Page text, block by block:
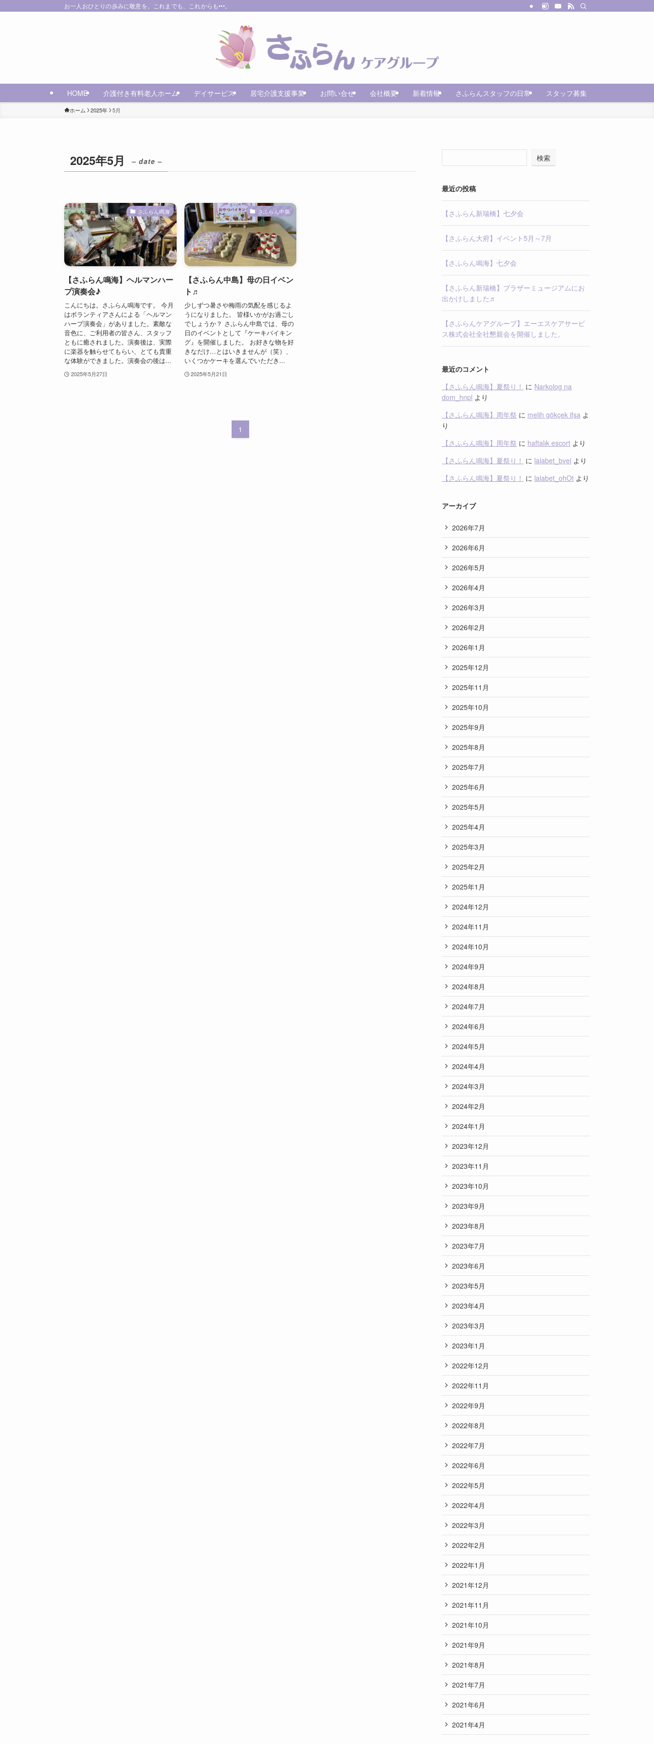
お一人おひとりの歩みに敬意を。これまでも、これからも•••。
HOME 介護付き有料老人ホーム デイサービス 居宅介護支援事業 お問い合せ 会社概要 新着情報 さふらんスタッフの日常 スタッフ募集
ホーム 2025年 5月
2025年5月 – date –
さふらん鳴海
【さふらん鳴海】ヘルマンハー
プ演奏会♪
こんにちは。さふらん鳴海です。 今月
はボランティアさんによる「ヘルマン
ハープ演奏会」がありました。素敵な
音色に、ご利用者の皆さん、スタッフ
ともに癒されました。演奏後は、実際
に楽器を触らせてもらい、とても貴重
な体験ができました。演奏会の後は...
2025年5月27日
さふらん中島
【さふらん中島】母の日イベン
ト♬
少しずつ暑さや梅雨の気配を感じるよ
うになりました。 皆様いかがお過ごし
でしょうか？ さふらん中島では、母の
日のイベントとして『ケーキバイキン
グ』を開催しました。 お好きな物を好
きなだけ…とはいきませんが（笑）、
いくつかケーキを選んでいただき...
2025年5月21日
1
検索
最近の投稿
【さふらん新瑞橋】七夕会
【さふらん大府】イベント5月～7月
【さふらん鳴海】七夕会
【さふらん新瑞橋】ブラザーミュージアムにお
出かけしました♬
【さふらんケアグループ】エーエスケアサービ
ス株式会社全社懇親会を開催しました。
最近のコメント
【さふらん鳴海】夏祭り！ に Narkolog na
dom_hnpl より
【さふらん鳴海】周年祭 に melih gökçek ifşa よ
り
【さふらん鳴海】周年祭 に haftalık escort より
【さふらん鳴海】夏祭り！ に lalabet_bvei より
【さふらん鳴海】夏祭り！ に lalabet_ohOt より
アーカイブ
2026年7月
2026年6月
2026年5月
2026年4月
2026年3月
2026年2月
2026年1月
2025年12月
2025年11月
2025年10月
2025年9月
2025年8月
2025年7月
2025年6月
2025年5月
2025年4月
2025年3月
2025年2月
2025年1月
2024年12月
2024年11月
2024年10月
2024年9月
2024年8月
2024年7月
2024年6月
2024年5月
2024年4月
2024年3月
2024年2月
2024年1月
2023年12月
2023年11月
2023年10月
2023年9月
2023年8月
2023年7月
2023年6月
2023年5月
2023年4月
2023年3月
2023年1月
2022年12月
2022年11月
2022年9月
2022年8月
2022年7月
2022年6月
2022年5月
2022年4月
2022年3月
2022年2月
2022年1月
2021年12月
2021年11月
2021年10月
2021年9月
2021年8月
2021年7月
2021年6月
2021年4月